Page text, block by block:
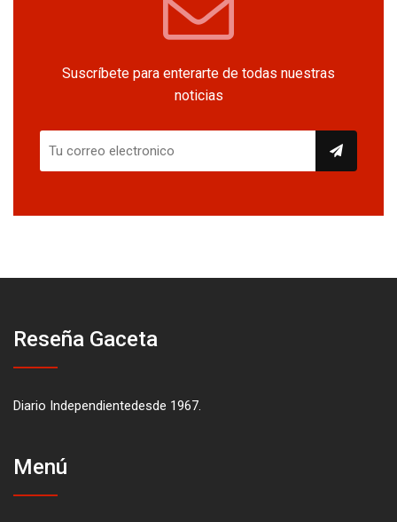
Suscríbete para enterarte de todas nuestras
noticias
Reseña Gaceta
Diario Independientedesde 1967.
Menú